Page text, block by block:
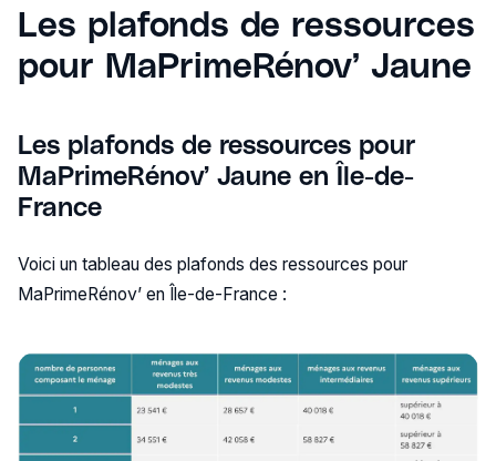
Les plafonds de ressources
pour MaPrimeRénov’ Jaune
Les plafonds de ressources pour
MaPrimeRénov’ Jaune en Île-de-
France
Voici un tableau des plafonds des ressources pour
MaPrimeRénov’ en Île-de-France :